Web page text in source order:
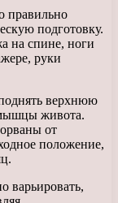
правильно
подготовку.
на спине, ноги
руки
верхнюю
живота.
от
положение,
варьировать,